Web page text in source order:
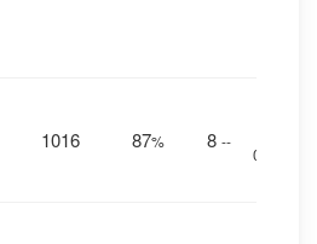
1016 87% 8 --
0 mm.